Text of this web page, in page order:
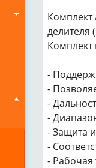
Комплект
делителя
Комплект
-
-
-
-
- Защита
-
- Рабочая